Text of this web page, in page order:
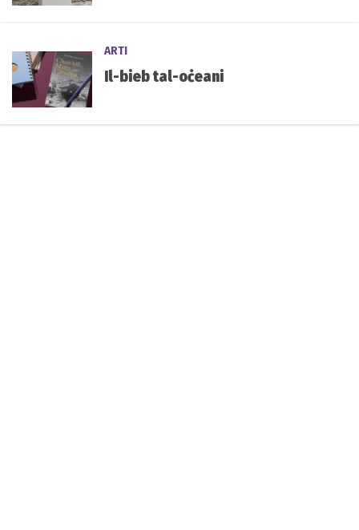
ARTI
Il-bieb tal-oċeani